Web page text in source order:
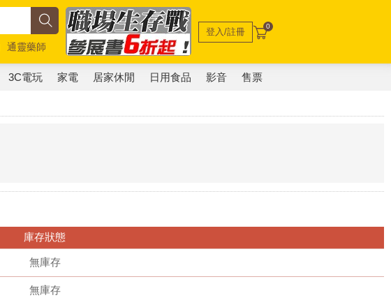
通靈藥師
登入/註冊 0
3C電玩 家電 居家休閒 日用食品 影音 售票
庫存狀態
無庫存
無庫存